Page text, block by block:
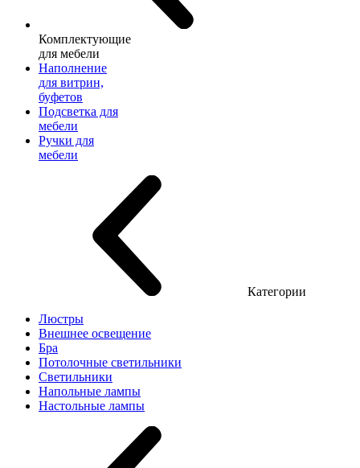
Комплектующие
для мебели
Наполнение
для витрин,
буфетов
Подсветка для
мебели
Ручки для
мебели
Категории
Люстры
Внешнее освещение
Бра
Потолочные светильники
Светильники
Напольные лампы
Настольные лампы